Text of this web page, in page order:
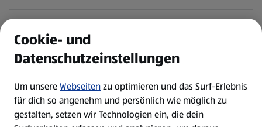
Newsletter
WhatsApp
Cookie- und
Datenschutzeinstellungen
Um unsereWebseitenzu optimieren und das Surf-Erlebnis
für dich so angenehm und persönlich wie möglich zu
gestalten, setzen wir Technologien ein, die dein